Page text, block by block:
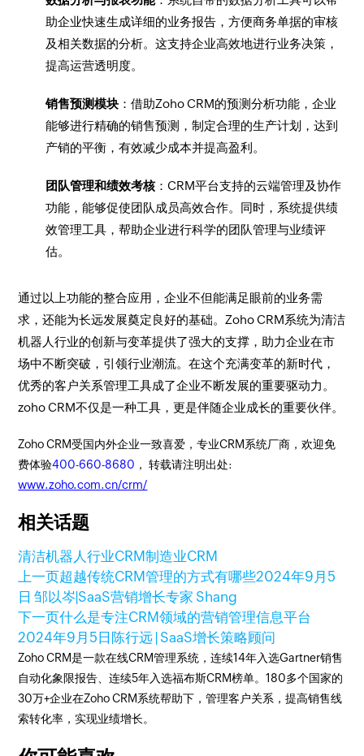
助企业快速生成详细的业务报告，方便商务单据的审核
及相关数据的分析。这支持企业高效地进行业务决策，
提高运营透明度。
销售预测模块 ：借助Zoho CRM的预测分析功能，企业
能够进行精确的销售预测，制定合理的生产计划，达到
产销的平衡，有效减少成本并提高盈利。
团队管理和绩效考核：CRM平台支持的云端管理及协作
功能，能够促使团队成员高效合作。同时，系统提供绩
效管理工具，帮助企业进行科学的团队管理与业绩评
估。
通过以上功能的整合应用，企业不但能满足眼前的业务需
求，还能为长远发展奠定良好的基础。Zoho CRM系统为清洁
机器人行业的创新与变革提供了强大的支撑，助力企业在市
场中不断突破，引领行业潮流。在这个充满变革的新时代，
优秀的客户关系管理工具成了企业不断发展的重要驱动力。
zoho CRM不仅是一种工具，更是伴随企业成长的重要伙伴。
Zoho CRM受国内外企业一致喜爱，专业CRM系统厂商，欢迎免
费体验400-660-8680 ， 转载请注明出处:
www.zoho.com.cn/crm/
相关话题
清洁机器人行业CRM制造业CRM
上一页超越传统CRM管理的方式有哪些2024年9月5
日 邹以岑|SaaS营销增长专家 Shang
下一页什么是专注CRM领域的营销管理信息平台
2024年9月5日 陈行远 | SaaS增长策略顾问
Zoho CRM是一款在线CRM管理系统，连续14年入选Gartner销售
自动化象限报告、连续5年入选福布斯CRM榜单。180多个国家的
30万+企业在Zoho CRM系统帮助下，管理客户关系，提高销售线
索转化率，实现业绩增长。